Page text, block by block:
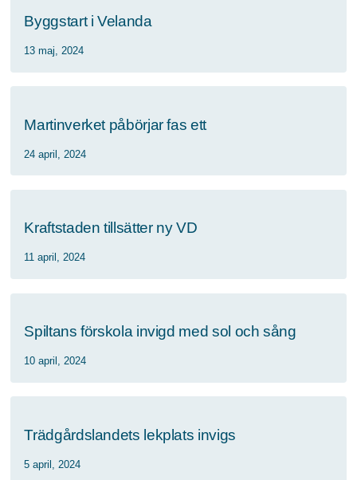
Byggstart i Velanda
13 maj, 2024
Martinverket påbörjar fas ett
24 april, 2024
Kraftstaden tillsätter ny VD
11 april, 2024
Spiltans förskola invigd med sol och sång
10 april, 2024
Trädgårdslandets lekplats invigs
5 april, 2024